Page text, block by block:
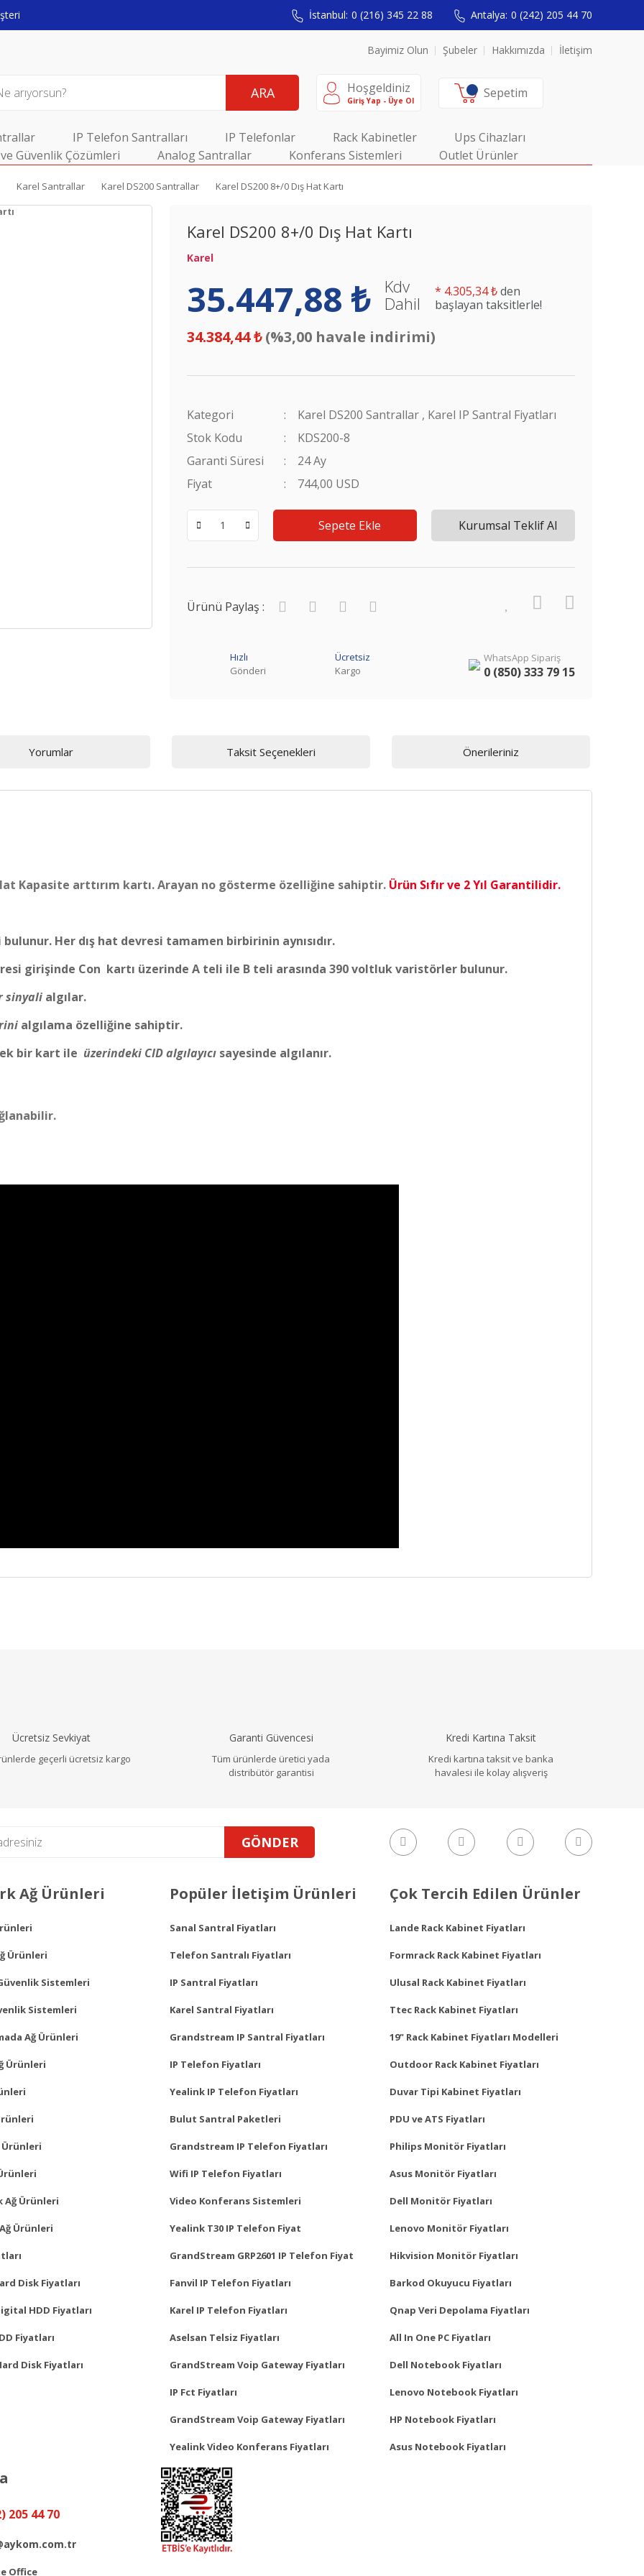
İstanbul: 0 (216) 345 22 88 Antalya: 0 (242) 205 44 70
Bayimiz Olun Şubeler Hakkımızda İletişim
ARA Hoşgeldiniz
Giriş Yap - Üye Ol Sepetim
IP Telefon Santralları IP Telefonlar Rack Kabinetler
Ups Cihazları
Güvenlik Çözümleri
Analog Santrallar Konferans Sistemleri Outlet Ürünler
Karel Santrallar Karel DS200 Santrallar Karel DS200 8+/0 Dış Hat Kartı
Karel DS200 8+/0 Dış Hat Kartı
Karel
35.447,88 ₺
Kdv
Dahil
* 4.305,34 ₺den
başlayan taksitlerle!
34.384,44 ₺(%3,00 havale indirimi)
Kategori Karel DS200 Santrallar , Karel IP Santral Fiyatları
Stok Kodu
KDS200-8
Garanti Süresi
24 Ay
Fiyat
744,00 USD
Sepete Ekle Kurumsal Teklif Al
Ürünü Paylaş :
Hızlı
Gönderi
Ücretsiz
Kargo
WhatsApp Sipariş
0 (850) 333 79 15
Yorumlar Taksit Seçenekleri Önerileriniz
Kapasite arttırım kartı. Arayan no gösterme özelliğine sahiptir. Ürün Sıfır ve 2 Yıl Garantilidir.
Her dış hat devresi tamamen birbirinin aynısıdır.
girişinde Con kartı üzerinde A teli ile B teli arasında 390 voltluk varistörler bulunur.
sinyali algılar.
algılama özelliğine sahiptir.
bir kart ile üzerindeki CID algılayıcı sayesinde algılanır.
Ücretsiz Sevkiyat
geçerli ücretsiz kargo
Garanti Güvencesi
Tüm ürünlerde üretici yada
distribütör garantisi
Kredi Kartına Taksit
Kredi kartına taksit ve banka
havalesi ile kolay alışveriş
GÖNDER
Ağ Ürünleri
Ürünleri
Sistemleri
Sistemleri
Ağ Ürünleri
Ürünleri
Ürünleri
Ağ Ürünleri
Ürünleri
Disk Fiyatları
HDD Fiyatları
Fiyatları
Disk Fiyatları
Popüler İletişim Ürünleri
Sanal Santral Fiyatları
Telefon Santralı Fiyatları
IP Santral Fiyatları
Karel Santral Fiyatları
Grandstream IP Santral Fiyatları
IP Telefon Fiyatları
Yealink IP Telefon Fiyatları
Bulut Santral Paketleri
Grandstream IP Telefon Fiyatları
Wifi IP Telefon Fiyatları
Video Konferans Sistemleri
Yealink T30 IP Telefon Fiyat
GrandStream GRP2601 IP Telefon Fiyat
Fanvil IP Telefon Fiyatları
Karel IP Telefon Fiyatları
Aselsan Telsiz Fiyatları
GrandStream Voip Gateway Fiyatları
IP Fct Fiyatları
GrandStream Voip Gateway Fiyatları
Yealink Video Konferans Fiyatları
Çok Tercih Edilen Ürünler
Lande Rack Kabinet Fiyatları
Formrack Rack Kabinet Fiyatları
Ulusal Rack Kabinet Fiyatları
Ttec Rack Kabinet Fiyatları
19" Rack Kabinet Fiyatları Modelleri
Outdoor Rack Kabinet Fiyatları
Duvar Tipi Kabinet Fiyatları
PDU ve ATS Fiyatları
Philips Monitör Fiyatları
Asus Monitör Fiyatları
Dell Monitör Fiyatları
Lenovo Monitör Fiyatları
Hikvision Monitör Fiyatları
Barkod Okuyucu Fiyatları
Qnap Veri Depolama Fiyatları
All In One PC Fiyatları
Dell Notebook Fiyatları
Lenovo Notebook Fiyatları
HP Notebook Fiyatları
Asus Notebook Fiyatları
205 44 70
Office